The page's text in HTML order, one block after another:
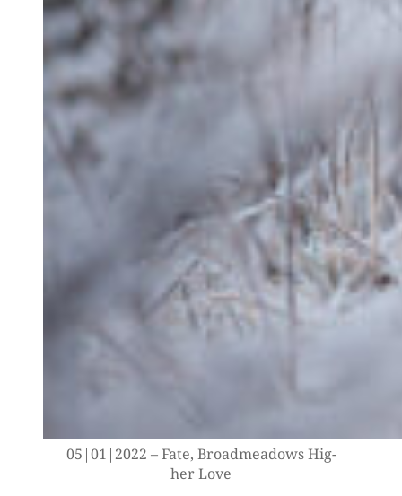
05|01|2022 – Fate, Broad­me­a­dows Hig­
her Love